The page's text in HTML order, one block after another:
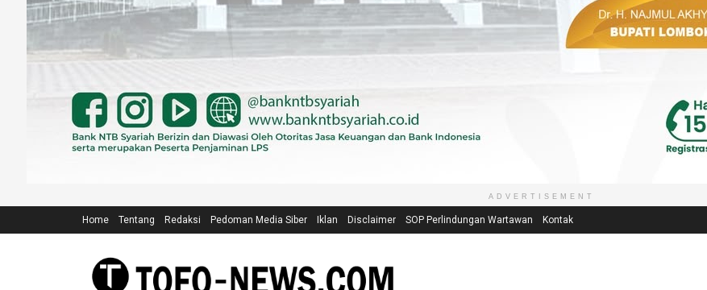
ADVERTISEMENT
Home Tentang Redaksi Pedoman Media Siber Iklan Disclaimer SOP Perlindungan Wartawan Kontak